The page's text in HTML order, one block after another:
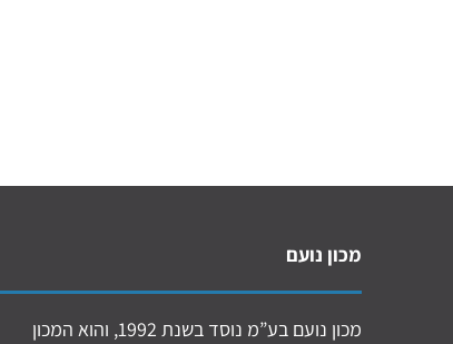
מכון נועם
מכון נועם בע”מ נוסד בשנת 1992, והוא המכון